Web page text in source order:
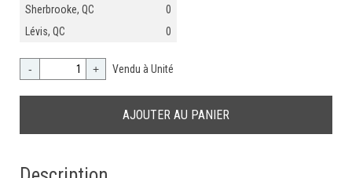
Sherbrooke, QC
0
Lévis, QC
0
- + Vendu à Unité